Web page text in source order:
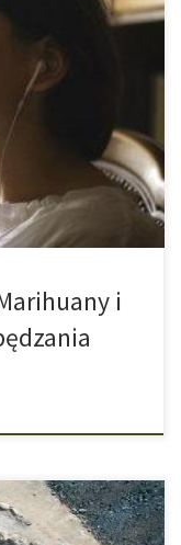
oraz picie alkoholu
na zdrowie młodych
rozpoczęcie
większej
czy na smartfonie.
wylegiwać się na
i